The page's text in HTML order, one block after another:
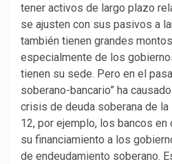
tener activos de largo plazo
se ajusten con sus pasivos a
también tienen grandes
especialmente de los
tienen su sede. Pero en el
soberano-bancario” ha
crisis de deuda soberana de
12, por ejemplo, los bancos
su financiamiento a los
de endeudamiento soberano.